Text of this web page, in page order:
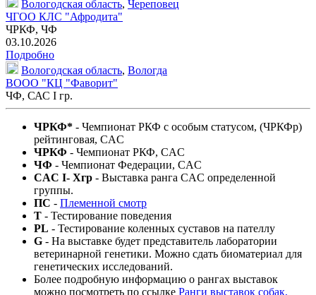
Вологодская область, Череповец
ЧГОО КЛС "Афродита"
ЧРКФ, ЧФ
03.10.2026
Подробно
Вологодская область, Вологда
ВООО "КЦ "Фаворит"
ЧФ, САС I гр.
ЧРКФ* - Чемпионат РКФ c особым статусом, (ЧРКФр)
рейтинговая, CAC
ЧРКФ - Чемпионат РКФ, CAC
ЧФ - Чемпионат Федерации, CAC
CAC I- Xгр - Выставка ранга CAC определенной
группы.
ПС - Племенной смотр
T - Тестирование поведения
PL - Тестирование коленных суставов на пателлу
G - На выставке будет представитель лаборатории
ветеринарной генетики. Можно сдать биоматериал для
генетических исследований.
Более подробную информацию о рангах выставок
можно посмотреть по ссылке Ранги выставок собак,